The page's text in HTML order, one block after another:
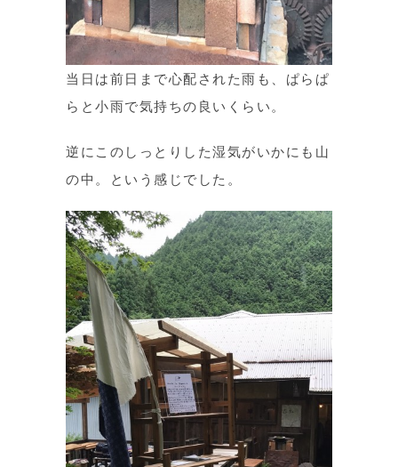
当日は前日まで心配された雨も、ぱらぱ
らと小雨で気持ちの良いくらい。
逆にこのしっとりした湿気がいかにも山
の中。という感じでした。